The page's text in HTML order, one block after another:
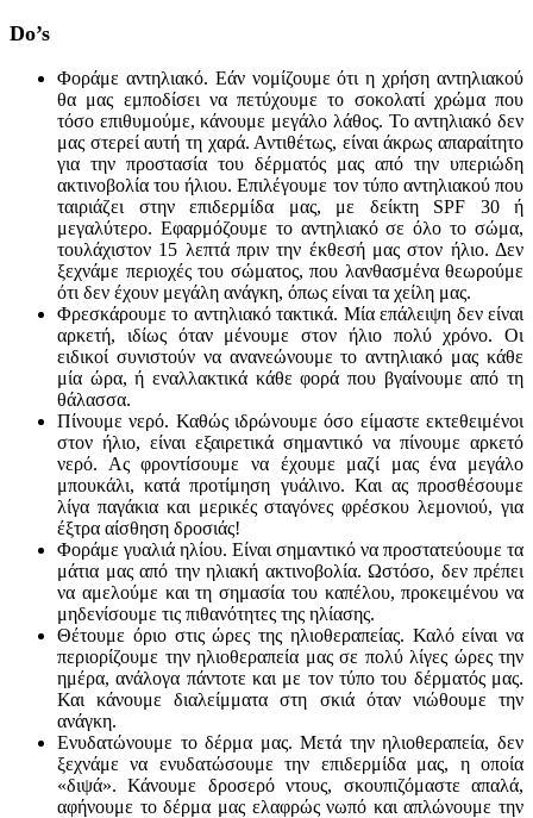
Do’s
Φοράμε αντηλιακό. Εάν νομίζουμε ότι η χρήση αντηλιακού
θα μας εμποδίσει να πετύχουμε το σοκολατί χρώμα που
τόσο επιθυμούμε, κάνουμε μεγάλο λάθος. Το αντηλιακό δεν
μας στερεί αυτή τη χαρά. Αντιθέτως, είναι άκρως απαραίτητο
για την προστασία του δέρματός μας από την υπεριώδη
ακτινοβολία του ήλιου. Επιλέγουμε τον τύπο αντηλιακού που
ταιριάζει στην επιδερμίδα μας, με δείκτη SPF 30 ή
μεγαλύτερο. Εφαρμόζουμε το αντηλιακό σε όλο το σώμα,
τουλάχιστον 15 λεπτά πριν την έκθεσή μας στον ήλιο. Δεν
ξεχνάμε περιοχές του σώματος, που λανθασμένα θεωρούμε
ότι δεν έχουν μεγάλη ανάγκη, όπως είναι τα χείλη μας.
Φρεσκάρουμε το αντηλιακό τακτικά. Μία επάλειψη δεν είναι
αρκετή, ιδίως όταν μένουμε στον ήλιο πολύ χρόνο. Οι
ειδικοί συνιστούν να ανανεώνουμε το αντηλιακό μας κάθε
μία ώρα, ή εναλλακτικά κάθε φορά που βγαίνουμε από τη
θάλασσα.
Πίνουμε νερό. Καθώς ιδρώνουμε όσο είμαστε εκτεθειμένοι
στον ήλιο, είναι εξαιρετικά σημαντικό να πίνουμε αρκετό
νερό. Ας φροντίσουμε να έχουμε μαζί μας ένα μεγάλο
μπουκάλι, κατά προτίμηση γυάλινο. Και ας προσθέσουμε
λίγα παγάκια και μερικές σταγόνες φρέσκου ​​λεμονιού, για
έξτρα αίσθηση δροσιάς!
Φοράμε γυαλιά ηλίου. Είναι σημαντικό να προστατεύουμε τα
μάτια μας από την ηλιακή ακτινοβολία. Ωστόσο, δεν πρέπει
να αμελούμε και τη σημασία του καπέλου, προκειμένου να
μηδενίσουμε τις πιθανότητες της ηλίασης.
Θέτουμε όριο στις ώρες της ηλιοθεραπείας. Καλό είναι να
περιορίζουμε την ηλιοθεραπεία μας σε πολύ λίγες ώρες την
ημέρα, ανάλογα πάντοτε και με τον τύπο του δέρματός μας.
Και κάνουμε διαλείμματα στη σκιά όταν νιώθουμε την
ανάγκη.
Ενυδατώνουμε το δέρμα μας. Μετά την ηλιοθεραπεία, δεν
ξεχνάμε να ενυδατώσουμε την επιδερμίδα μας, η οποία
«διψά». Κάνουμε δροσερό ντους, σκουπιζόμαστε απαλά,
αφήνουμε το δέρμα μας ελαφρώς νωπό και απλώνουμε την